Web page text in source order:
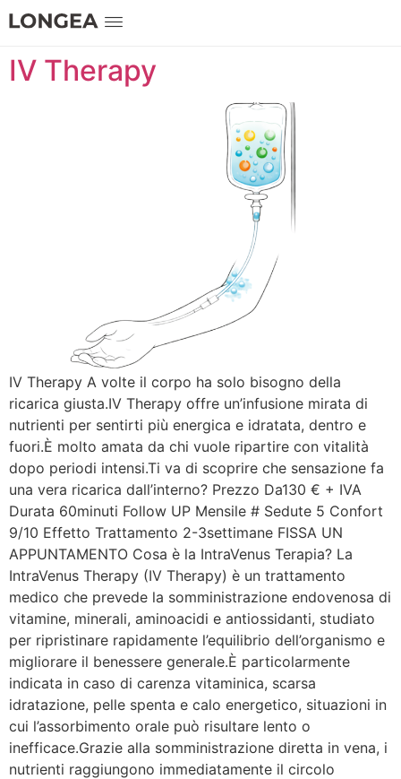
IV Therapy
IV Therapy A volte il corpo ha solo bisogno della
ricarica giusta.IV Therapy offre un’infusione mirata di
nutrienti per sentirti più energica e idratata, dentro e
fuori.È molto amata da chi vuole ripartire con vitalità
dopo periodi intensi.Ti va di scoprire che sensazione fa
una vera ricarica dall’interno? Prezzo Da130 € + IVA
Durata 60minuti Follow UP Mensile # Sedute 5 Confort
9/10 Effetto Trattamento 2-3settimane FISSA UN
APPUNTAMENTO Cosa è la IntraVenus Terapia? La
IntraVenus Therapy (IV Therapy) è un trattamento
medico che prevede la somministrazione endovenosa di
vitamine, minerali, aminoacidi e antiossidanti, studiato
per ripristinare rapidamente l’equilibrio dell’organismo e
migliorare il benessere generale.È particolarmente
indicata in caso di carenza vitaminica, scarsa
idratazione, pelle spenta e calo energetico, situazioni in
cui l’assorbimento orale può risultare lento o
inefficace.Grazie alla somministrazione diretta in vena, i
nutrienti raggiungono immediatamente il circolo